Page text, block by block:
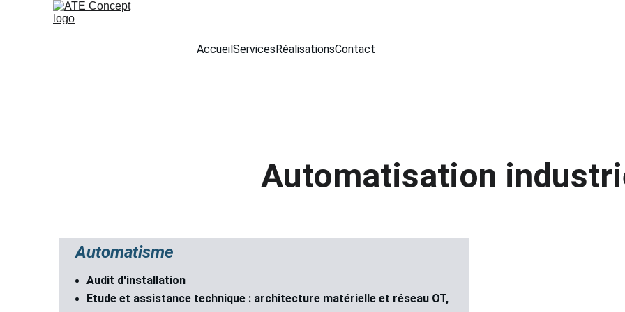
AccueilServicesRéalisationsContact
Automatisation
Automatisme
Audit d'installation
Etude et assistance technique : architecture matérielle et réseau OT,